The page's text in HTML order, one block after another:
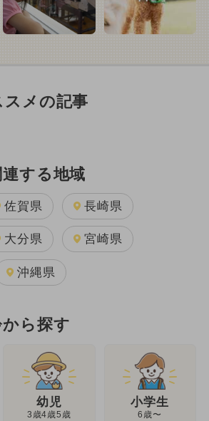
メの記事
する地域
佐賀県 長崎県
大分県 宮崎県
沖縄県
ら探す
幼児
3歳4歳5歳
小学生
6歳〜